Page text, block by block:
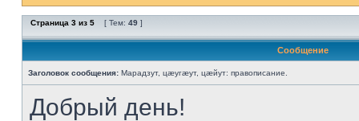
Страница 3 из 5 [ Тем: 49 ]
Сообщение
Заголовок сообщения: Марадзут, цæугæут, цæйут: правописание.
Добрый день!